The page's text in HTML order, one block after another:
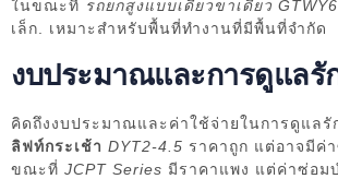
ในขณะที่ รถยกสูงแบบเดี่ยวขาเดียว
เล็ก. เหมาะสำหรับพื้นที่ทำงานที่มีพื้นที่จำกัด
งบประมาณและการดูแลรั
คิดถึงงบประมาณและค่าใช้จ่ายในการดูแลรัก
ลิฟท์กระเช้า DYT2-4.5 ราคาถูก แต่อาจมีค่
ขณะที่ JCPT Series มีราคาแพง แต่ค่าซ่อม